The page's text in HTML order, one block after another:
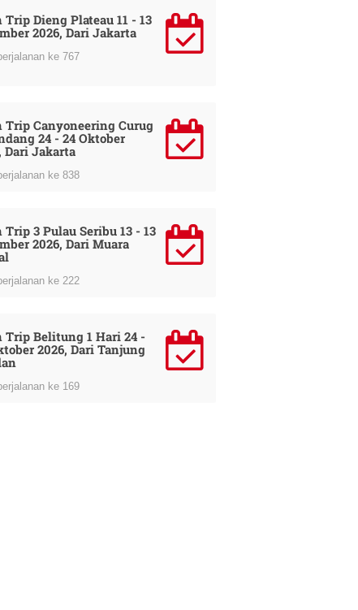
Trip Dieng Plateau 11 - 13
2026, Dari Jakarta
ke 767
Trip Canyoneering Curug
24 - 24 Oktober
Dari Jakarta
ke 838
Trip 3 Pulau Seribu 13 - 13
2026, Dari Muara
ke 222
Trip Belitung 1 Hari 24 -
2026, Dari Tanjung
ke 169